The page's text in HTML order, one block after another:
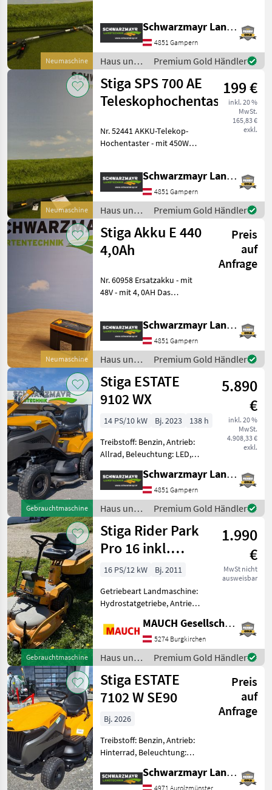
Neumaschine
52cm Messerlänge - mit
50cm Schnittlänge - mit
27mm Zahnbrei
Schwarzmayr Landtechnik GmbH - Gampern
4851 Gampern
Haus und
Garten /
Stiga
Premium Gold Händler
Neumaschine
Stiga SPS 700 AE
Teleskophochentaster
199 €
inkl. 20 %
MwSt.
165,83 €
exkl.
Nr. 52441 AKKU-Telekop-
Hochentaster - mit 450W
Schwertlänge - mit 48cm
Schnittlänge - mit 3/8ææ
.050ææ (9
Schwarzmayr Landtechnik GmbH - Gampern
4851 Gampern
Haus und
Garten /
Stiga
Premium Gold Händler
Neumaschine
Stiga Akku E 440
4,0Ah
Preis
auf
Anfrage
Nr. 60958 Ersatzakku - mit
48V - mit 4, 0AH Das
das Gerät/Maschine gerne
und bittet um
Terminabsprache zwecks
Bes
Schwarzmayr Landtechnik GmbH - Gampern
4851 Gampern
Haus und
Garten /
Stiga
Premium Gold Händler
Gebrauchtmaschine
Stiga ESTATE
9102 WX
5.890
€
inkl. 20 %
MwSt.
4.908,33 €
exkl.
14 PS/10 kW Bj. 2023
138 h
Treibstoff: Benzin, Antrieb:
Allrad, Beleuchtung: LED,
Hydrostatgetriebe,
Tiefenführungsrollen,
Wasserschlauchanschluß,
Becher- / Flaschenhalter,
Schwarzmayr Landtechnik GmbH - Gampern
4851 Gampern
Haus und
Garten /
Stiga
Premium Gold Händler
Gebrauchtmaschine
Stiga Rider Park
Pro 16 inkl.
Schneeschild
1.990
€
MwSt nicht
ausweisbar
16 PS/12 kW
Bj. 2011
Getriebeart Landmaschine:
Hydrostatgetriebe, Antrieb:
Park Pro 16 mit -
Schneeschild - Mähdeck -
Hydrostat - Knicklenker - 2
Zylinder B
MAUCH Gesellschaft m.b.H. & Co.KG
5274 Burgkirchen
Haus und
Garten /
Stiga
Premium Gold Händler
Stiga ESTATE
7102 W SE90
Preis
auf
Anfrage
Bj. 2026
Treibstoff: Benzin, Antrieb:
Hinterrad, Beleuchtung:
Landmaschine:
Schwarzmayr Landtechnik GmbH - Aurolzmünster
4971 Aurolzmünster